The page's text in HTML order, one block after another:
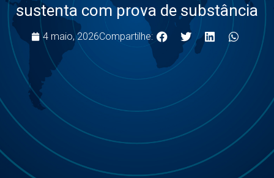
sustenta com prova de substância
4 maio, 2026Compartilhe: